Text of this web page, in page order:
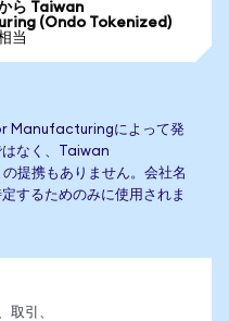
ら Taiwan
(Ondo Tokenized)
当
Manufacturingによって発
はなく、Taiwan
携もありません。会社名
するためのみに使用されま
取引、